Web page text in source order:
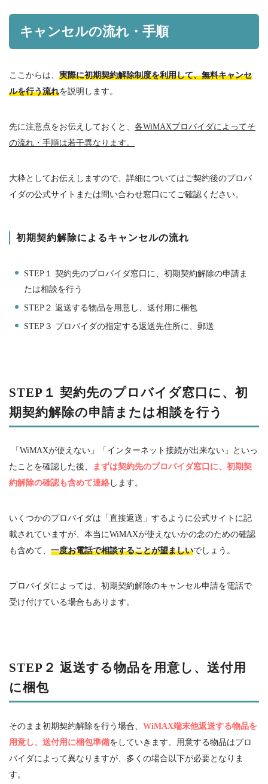
キャンセルの流れ・手順
ここからは、 実際に初期契約解除制度を利用して、無料キャンセ
ルを行う流れを説明します。
先に注意点をお伝えしておくと、 各WiMAXプロバイダによってそ
の流れ・手順は若干異なります。
大枠としてお伝えしますので、詳細についてはご契約後のプロバ
イダの公式サイトまたは問い合わせ窓口にてご確認ください。
初期契約解除によるキャンセルの流れ
STEP１ 契約先のプロバイダ窓口に、初期契約解除の申請ま
たは相談を行う
STEP２ 返送する物品を用意し、送付用に梱包
STEP３ プロバイダの指定する返送先住所に、郵送
STEP １ 契約先のプロバイダ窓口に、初
期契約解除の申請または相談を行う
「WiMAXが使えない」「インターネット接続が出来ない」といっ
たことを確認した後、
まずは契約先のプロバイダ窓口に、初期契
約解除の確認も含めて連絡します。
いくつかのプロバイダは「直接返送」するように公式サイトに記
載されていますが、本当にWiMAXが使えないかの念のための確認
も含めて、 一度お電話で相談することが望ましいでしょう。
プロバイダによっては、初期契約解除のキャンセル申請を電話で
受け付けている場合もあります。
STEP ２ 返送する物品を用意し、送付用
に梱包
そのまま初期契約解除を行う場合、 WiMAX端末他返送する物品を
用意し、送付用に梱包準備をしていきます。用意する物品はプロ
バイダによって異なりますが、多くの場合以下が必要となりま
す。